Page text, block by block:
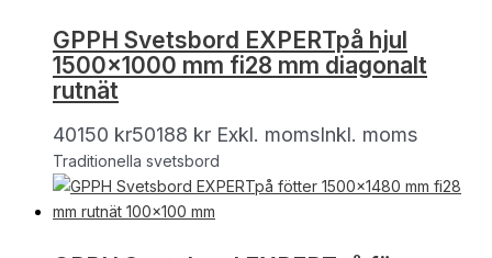
GPPH Svetsbord EXPERTpå hjul
1500×1000 mm fi28 mm diagonalt
rutnät
40150 kr50188 kr Exkl. momsInkl. moms
Traditionella svetsbord